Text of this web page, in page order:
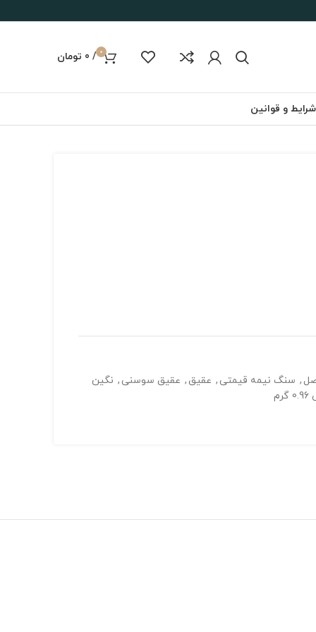
0
/
0 تومان
شرایط و قوانین
, سنگ نیمه قیمتی , عقیق, عقیق سوسنی , نگین